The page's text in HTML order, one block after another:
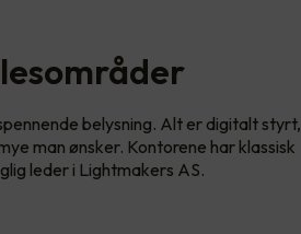
belysning. Alt er digitalt styrt,
man ønsker. Kontorene har klassisk
leder i Lightmakers AS.